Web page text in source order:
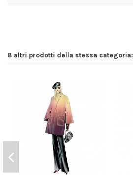
8 altri prodotti della stessa categoria: